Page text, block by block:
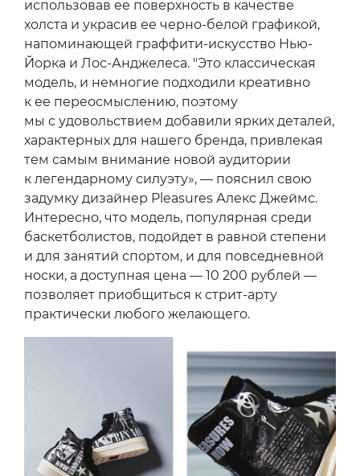
использовав ее поверхность в качестве
холста и украсив ее черно-белой графикой,
напоминающей граффити-искусство Нью-
Йорка и Лос-Анджелеса. "Это классическая
модель, и немногие подходили креативно
к ее переосмыслению, поэтому
мы с удовольствием добавили ярких деталей,
характерных для нашего бренда, привлекая
тем самым внимание новой аудитории
к легендарному силуэту», — пояснил свою
задумку дизайнер Pleasures Алекс Джеймс.
Интересно, что модель, популярная среди
баскетболистов, подойдет в равной степени
и для занятий спортом, и для повседневной
носки, а доступная цена — 10 200 рублей —
позволяет приобщиться к стрит-арту
практически любого желающего.